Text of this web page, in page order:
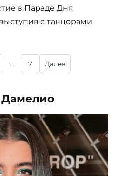
в Параде Дня
с танцорами
... 7 Далее
Дамелио